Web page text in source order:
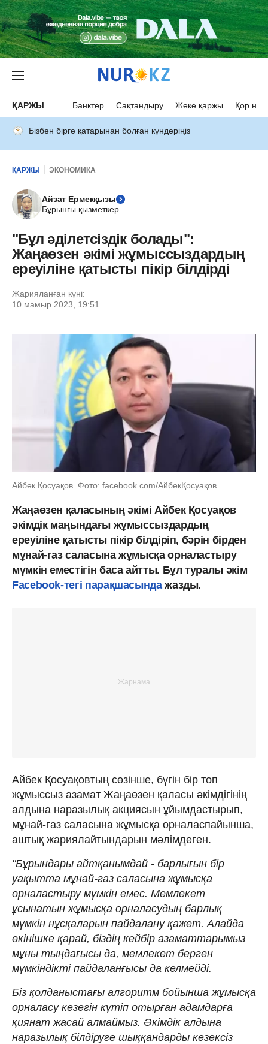
ҚАРЖЫ Банктер Сақтандыру Жеке қаржы Қор
Бізбен бірге қатарынан болған күндеріңіз
ҚАРЖЫ ЭКОНОМИКА
Айзат Ермекқызы
Бұрынғы қызметкер
"Бұл әділетсіздік болады":
Жаңаөзен әкімі жұмыссыздардың
ереуіліне қатысты пікір білдірді
Жарияланған күні:
10 мамыр 2023, 19:51
Айбек Қосуақов. Фото: facebook.com/АйбекҚосуақов
Жаңаөзен қаласының әкімі Айбек Қосуақов
әкімдік маңындағы жұмыссыздардың
ереуіліне қатысты пікір білдіріп, бәрін бірден
мұнай-газ саласына жұмысқа орналастыру
мүмкін еместігін баса айтты. Бұл туралы әкім
Facebook-тегі парақшасындажазды.
Айбек Қосуақовтың сөзінше, бүгін бір топ
жұмыссыз азамат Жаңаөзен қаласы әкімдігінің
алдына наразылық акциясын ұйымдастырып,
мұнай-газ саласына жұмысқа орналаспайынша,
аштық жариялайтындарын мәлімдеген.
"Бұрындары айтқанымдай - барлығын бір
уақытта мұнай-газ саласына жұмысқа
орналастыру мүмкін емес. Мемлекет
ұсынатын жұмысқа орналасудың барлық
мүмкін нұсқаларын пайдалану қажет. Алайда
өкінішке қарай, біздің кейбір азаматтарымыз
мұны тыңдағысы да, мемлекет берген
мүмкіндікті пайдаланғысы да келмейді.
Біз қолданыстағы алгоритм бойынша жұмысқа
орналасу кезегін күтіп отырған адамдарға
қиянат жасай алмаймыз. Әкімдік алдына
наразылық білдіруге шыққандарды кезексіз